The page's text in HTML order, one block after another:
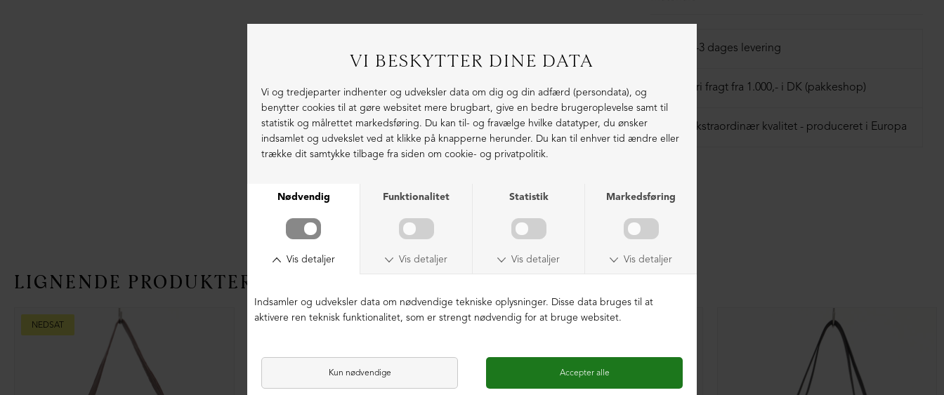
100% Lammeskind
1-3 dages levering
Fri fragt fra 1.000,- i DK (pakkeshop)
Ekstraordinær kvalitet - produceret i Europa
LIGNENDE PRODUKTER
NEDSAT NEDSAT